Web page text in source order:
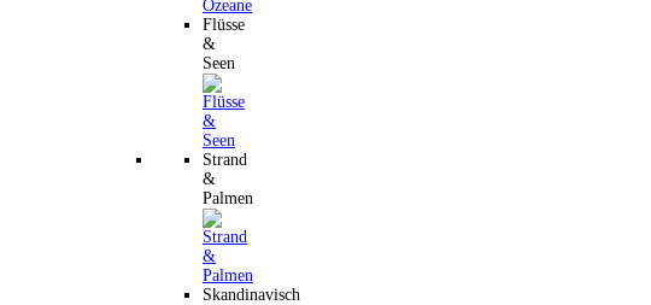
Flüsse
&
Seen
Strand
&
Palmen
Skandinavisch